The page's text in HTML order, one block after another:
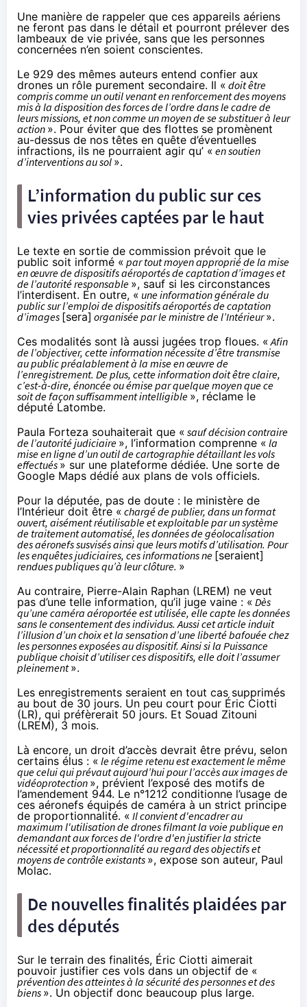
Une manière de rappeler que ces appareils aériens
ne feront pas dans le détail et pourront prélever des
lambeaux de vie privée, sans que les personnes
concernées n’en soient conscientes.
Le 929 des mêmes auteurs entend confier aux
drones un rôle purement secondaire. Il « doit être
compris comme un outil venant en renforcement des moyens
mis à la disposition des forces de l’ordre dans le cadre de
leurs missions, et non comme un moyen de se substituer à leur
action ». Pour éviter que des flottes se promènent
au-dessus de nos têtes en quête d’éventuelles
infractions, ils ne pourraient agir qu’ « en soutien
d’interventions au sol ».
L’information du public sur ces
vies privées captées par le haut
Le texte en sortie de commission prévoit que le
public soit informé « par tout moyen approprié de la mise
en œuvre de dispositifs aéroportés de captation d’images et
de l’autorité responsable », sauf si les circonstances
l’interdisent. En outre, « une information générale du
public sur l’emploi de dispositifs aéroportés de captation
d’images [sera] organisée par le ministre de l’Intérieur».
Ces modalités sont là aussi jugées trop floues. «Afin
de l’objectiver, cette information nécessite d’être transmise
au public préalablement à la mise en œuvre de
l’enregistrement. De plus, cette information doit être claire,
c’est-à-dire, énoncée ou émise par quelque moyen que ce
soit de façon suffisamment intelligible », réclame le
député Latombe.
Paula Forteza souhaiterait que « sauf décision contraire
de l’autorité judiciaire », l’information comprenne « la
mise en ligne d’un outil de cartographie détaillant les vols
effectués » sur une plateforme dédiée. Une sorte de
Google Maps dédié aux plans de vols officiels.
Pour la députée, pas de doute : le ministère de
l’Intérieur doit être « chargé de publier, dans un format
ouvert, aisément réutilisable et exploitable par un système
de traitement automatisé, les données de géolocalisation
des aéronefs susvisés ainsi que leurs motifs d’utilisation. Pour
les enquêtes judiciaires, ces informations ne [seraient]
rendues publiques qu’à leur clôture. »
Au contraire, Pierre-Alain Raphan (LREM) ne veut
pas d’une telle information, qu’il juge vaine : « Dès
qu’une caméra aéroportée est utilisée, elle capte les données
sans le consentement des individus. Aussi cet article induit
l’illusion d’un choix et la sensation d’une liberté bafouée chez
les personnes exposées au dispositif. Ainsi si la Puissance
publique choisit d’utiliser ces dispositifs, elle doit l’assumer
pleinement».
Les enregistrements seraient en tout cas supprimés
au bout de 30 jours. Un peu court pour Éric Ciotti
(LR), qui préfèrerait 50 jours. Et Souad Zitouni
(LREM), 3 mois.
Là encore, un droit d’accès devrait être prévu, selon
certains élus : « le régime retenu est exactement le même
que celui qui prévaut aujourd’hui pour l’accès aux images de
vidéoprotection », prévient l’exposé des motifs de
l’amendement 944. Le n°1212 conditionne l’usage de
ces aéronefs équipés de caméra à un strict principe
de proportionnalité. « Il convient d'encadrer au
maximum l'utilisation de drones filmant la voie publique en
demandant aux forces de l'ordre d'en justifier la stricte
nécessité et proportionnalité au regard des objectifs et
moyens de contrôle existants », expose son auteur, Paul
Molac.
De nouvelles finalités plaidées par
des députés
Sur le terrain des finalités, Éric Ciotti aimerait
pouvoir justifier ces vols dans un objectif de «
prévention des atteintes à la sécurité des personnes et des
biens ». Un objectif donc beaucoup plus large.